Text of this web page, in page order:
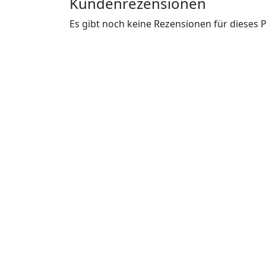
Es gibt noch keine Rezensionen für dieses